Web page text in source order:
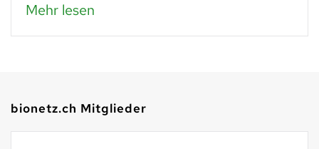
Mehr lesen
bionetz.ch Mitglieder